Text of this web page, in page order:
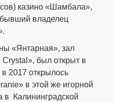
казино «Шамбала»,
бывший владелец
«Янтарная», зал
был открыт в
в 2017 открылось
в этой же игорной
в Калининградской